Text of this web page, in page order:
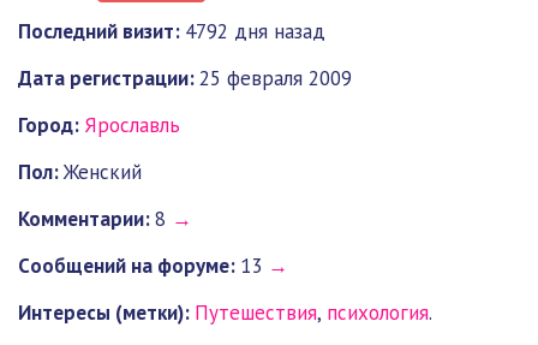
Последний визит: 4792 дня назад
Дата регистрации:25 февраля 2009
Город: Ярославль
Пол:Женский
Комментарии:8 →
Cообщений на форуме: 13 →
Интересы (метки): Путешествия, психология.